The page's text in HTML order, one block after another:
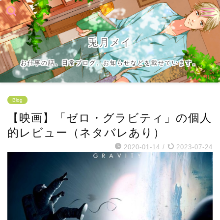
兎月メイ
お仕事の話、日常ブログ、お知らせなどを載せています。
Blog
【映画】「ゼロ・グラビティ」の個人
的レビュー（ネタバレあり）
2020-01-14 / 2023-07-24